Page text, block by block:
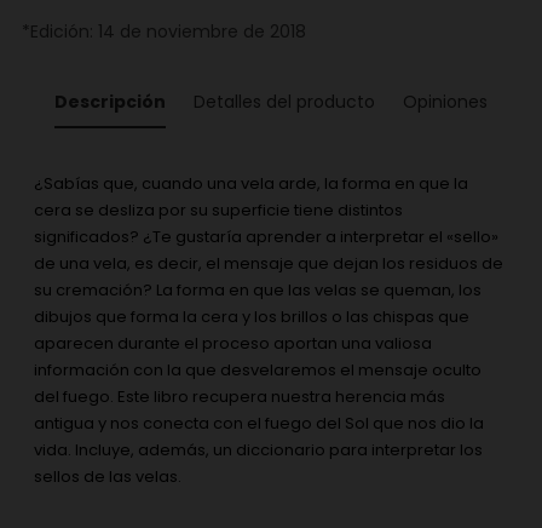
*Edición: 14 de noviembre de 2018
Descripción Detalles del producto Opiniones
¿Sabías que, cuando una vela arde, la forma en que la
cera se desliza por su superficie tiene distintos
significados? ¿Te gustaría aprender a interpretar el «sello»
de una vela, es decir, el mensaje que dejan los residuos de
su cremación? La forma en que las velas se queman, los
dibujos que forma la cera y los brillos o las chispas que
aparecen durante el proceso aportan una valiosa
información con la que desvelaremos el mensaje oculto
del fuego. Este libro recupera nuestra herencia más
antigua y nos conecta con el fuego del Sol que nos dio la
vida. Incluye, además, un diccionario para interpretar los
sellos de las velas.